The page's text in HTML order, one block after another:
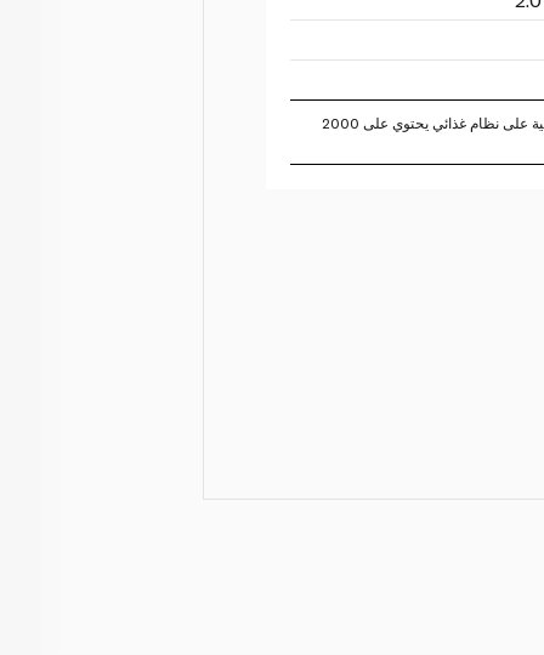
تستند النسبة المئوية للقيم اليومية على نظام غذائي يحتوي على 2000